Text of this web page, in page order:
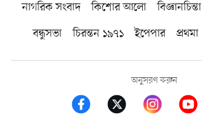
নাগরিক সংবাদ কিশোর আলো বিজ্ঞানচিন্তা
বন্ধুসভা
চিরন্তন ১৯৭১ ইপেপার প্রথমা
অনুসরণ করুন